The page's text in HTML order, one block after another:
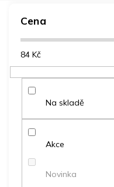
a
Cena
84 Kč
Na skladě
Akce
Novinka